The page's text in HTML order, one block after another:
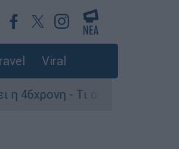
Viral
- Τι αποκάλυψε στους